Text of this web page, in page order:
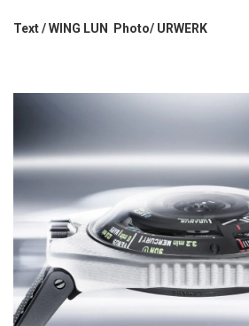
Text / WING LUN Photo/ URWERK